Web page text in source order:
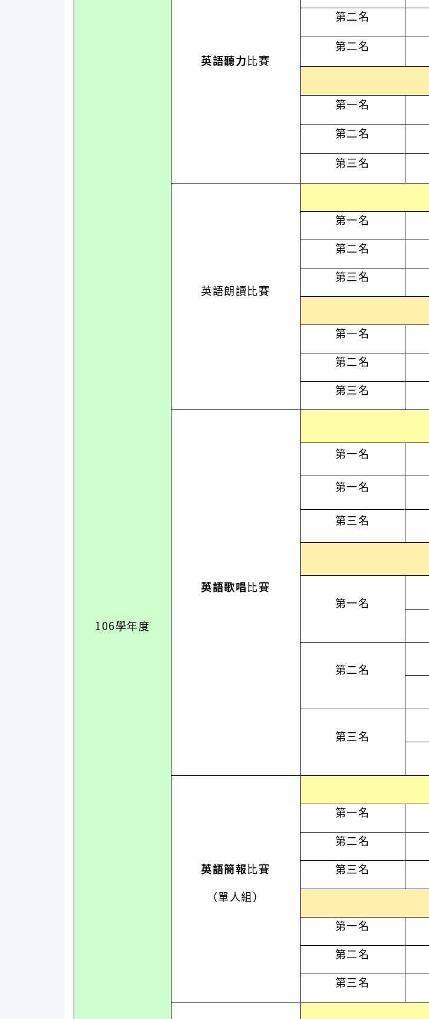
106學年度
英語聽力比賽
第二名
第二名
第一名
第二名
第三名
英語朗讀比賽
第一名
第二名
第三名
第一名
第二名
第三名
英語歌唱比賽
第一名
第一名
第三名
第一名
第二名
第三名
英語簡報比賽
（單人組）
第一名
第二名
第三名
第一名
第二名
第三名